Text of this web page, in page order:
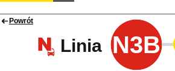
Powrót
Linia N3B